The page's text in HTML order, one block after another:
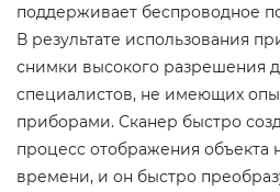
поддерживает беспроводное
В результате использования
снимки высокого разрешения
специалистов, не имеющих
приборами. Сканер быстро
процесс отображения объекта
времени, и он быстро